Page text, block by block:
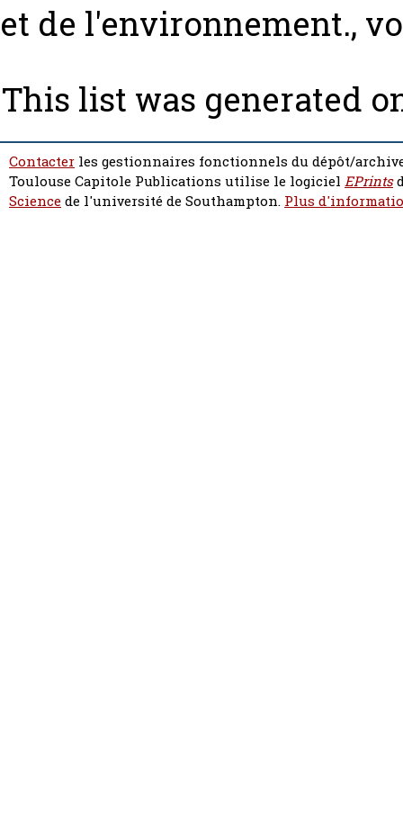
et de l'environnement.,
This list was generated
Contacter les gestionnaires fonctionnels du dépôt/
Toulouse Capitole Publications utilise le logiciel EPrints
Sciencede l'université de Southampton. Plus